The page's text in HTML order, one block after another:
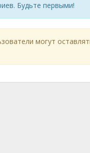
Будьте первыми!
могут